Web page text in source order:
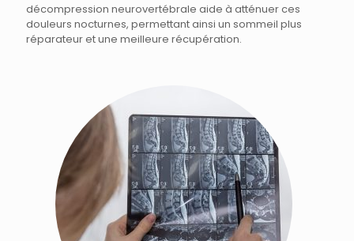
décompression neurovertébrale aide à atténuer ces
douleurs nocturnes, permettant ainsi un sommeil plus
réparateur et une meilleure récupération.